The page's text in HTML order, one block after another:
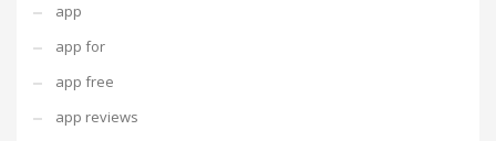
app
app for
app free
app reviews